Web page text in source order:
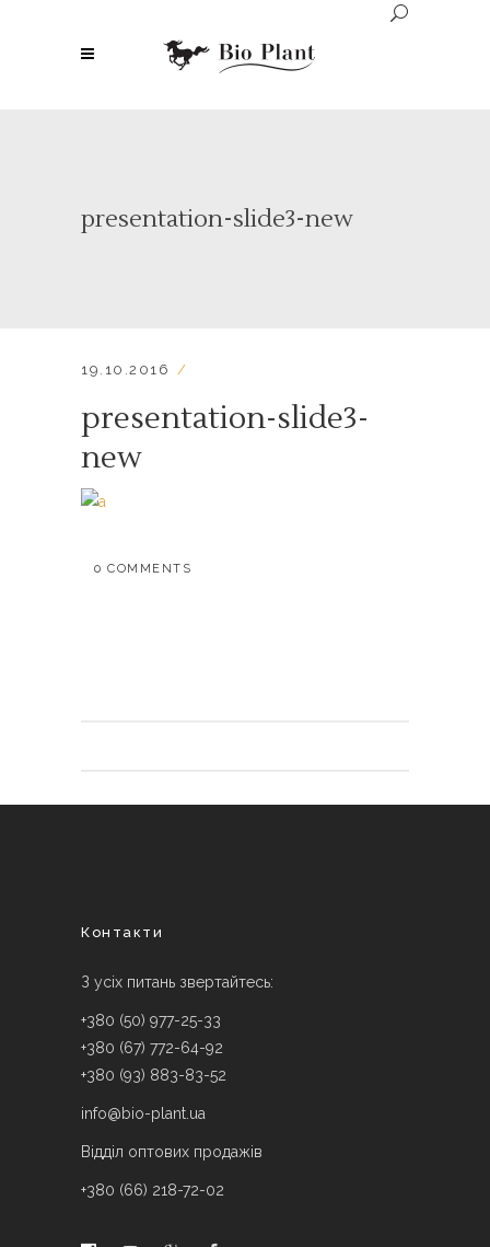
presentation-slide3-new
19.10.2016
presentation-slide3-
new
0 COMMENTS
Контакти
З усіх питань звертайтесь:
+380 (50) 977-25-33
+380 (67) 772-64-92
+380 (93) 883-83-52
info@bio-plant.ua
Відділ оптових продажів
+380 (66) 218-72-02